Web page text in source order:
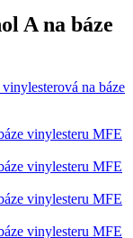
A na báze